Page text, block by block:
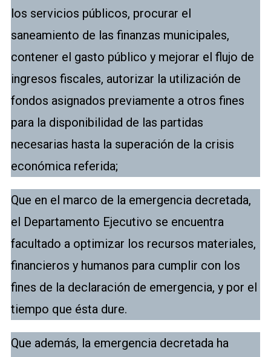
los servicios públicos, procurar el
saneamiento de las finanzas municipales,
contener el gasto público y mejorar el flujo de
ingresos fiscales, autorizar la utilización de
fondos asignados previamente a otros fines
para la disponibilidad de las partidas
necesarias hasta la superación de la crisis
económica referida;
Que en el marco de la emergencia decretada,
el Departamento Ejecutivo se encuentra
facultado a optimizar los recursos materiales,
financieros y humanos para cumplir con los
fines de la declaración de emergencia, y por el
tiempo que ésta dure.
Que además, la emergencia decretada ha